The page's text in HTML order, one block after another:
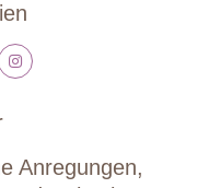
Anregungen,